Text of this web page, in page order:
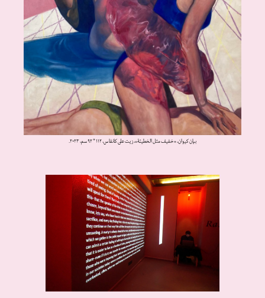
بيان كيوان، «خفيف مثل الخطيئة»، زيت على كانفاس، ١١٢ * ٩٢ سم، ٢٠٢٣.